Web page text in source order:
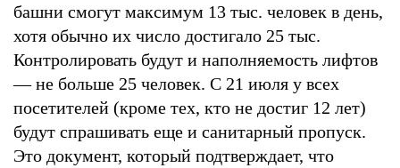
башни смогут максимум 13 тыс. человек в день,
хотя обычно их число достигало 25 тыс.
Контролировать будут и наполняемость лифтов
— не больше 25 человек. С 21 июля у всех
посетителей (кроме тех, кто не достиг 12 лет)
будут спрашивать еще и санитарный пропуск.
Это документ, который подтверждает, что